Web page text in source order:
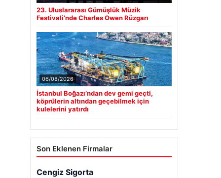
23. Uluslararası Gümüşlük Müzik
Festivali’nde Charles Owen Rüzgarı
06/08/2026
İstanbul Boğazı’ndan dev gemi geçti,
köprülerin altından geçebilmek için
kulelerini yatırdı
Son Eklenen Firmalar
Cengiz Sigorta